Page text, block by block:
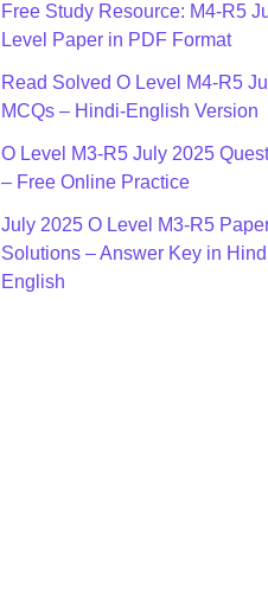
Free Study Resource: M4-R5
Level Paper in PDF Format
Read Solved O Level M4-R5
MCQs – Hindi-English Version
O Level M3-R5 July 2025
– Free Online Practice
July 2025 O Level M3-R5
Solutions – Answer Key in
English